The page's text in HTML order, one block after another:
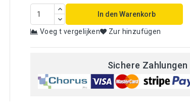
In den Warenkorb
Voeg t vergelijken Zur hinzufügen
Sichere Zahlungen